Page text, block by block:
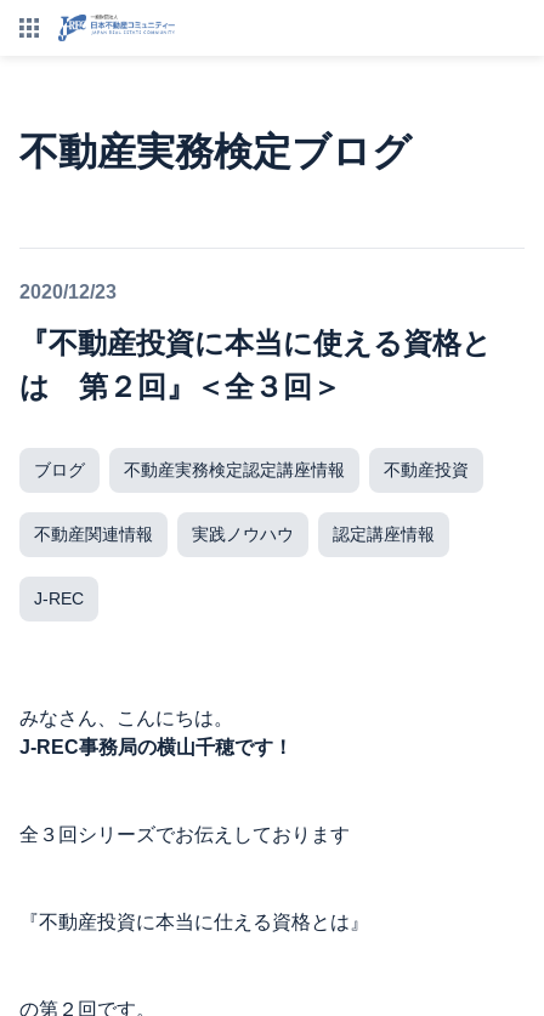
不動産実務検定ブログ
2020/12/23
『不動産投資に本当に使える資格と
は 第２回』＜全３回＞
ブログ 不動産実務検定認定講座情報 不動産投資
不動産関連情報 実践ノウハウ 認定講座情報
J-REC
みなさん、こんにちは。
J-REC事務局の横山千穂です！
全３回シリーズでお伝えしております
『不動産投資に本当に仕える資格とは』
の第２回です。